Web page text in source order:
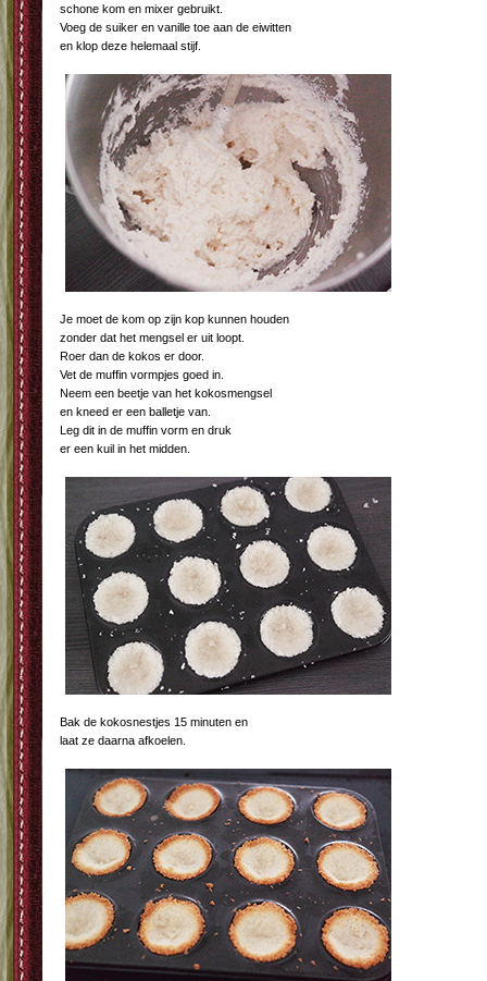
schone kom en mixer gebruikt.
Voeg de suiker en vanille toe aan de eiwitten
en klop deze helemaal stijf.
Je moet de kom op zijn kop kunnen houden
zonder dat het mengsel er uit loopt.
Roer dan de kokos er door.
Vet de muffin vormpjes goed in.
Neem een beetje van het kokosmengsel
en kneed er een balletje van.
Leg dit in de muffin vorm en druk
er een kuil in het midden.
Bak de kokosnestjes 15 minuten en
laat ze daarna afkoelen.